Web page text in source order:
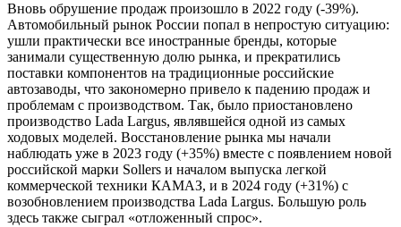
Вновь обрушение продаж произошло в 2022 году (-39%).
Автомобильный рынок России попал в непростую ситуацию:
ушли практически все иностранные бренды, которые
занимали существенную долю рынка, и прекратились
поставки компонентов на традиционные российские
автозаводы, что закономерно привело к падению продаж и
проблемам с производством. Так, было приостановлено
производство Lada Largus, являвшейся одной из самых
ходовых моделей. Восстановление рынка мы начали
наблюдать уже в 2023 году (+35%) вместе с появлением новой
российской марки Sollers и началом выпуска легкой
коммерческой техники КАМАЗ, и в 2024 году (+31%) с
возобновлением производства Lada Largus. Большую роль
здесь также сыграл «отложенный спрос».